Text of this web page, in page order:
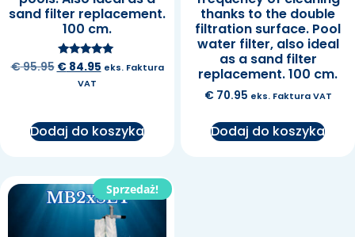
sand filter replacement.
100 cm.
Oceniono na
5.00
na 5
€95.95 €84.95 eks. Faktura
VAT
Dodaj do koszyka
thanks to the double
filtration surface. Pool
water filter, also ideal
as a sand filter
replacement. 100 cm.
€70.95 eks. Faktura VAT
Dodaj do koszyka
Sprzedaż!